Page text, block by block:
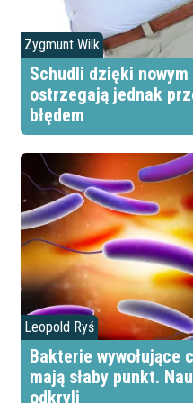
Zygmunt Wilk
Schudli dzięki
ostrzegają jednak
błędem
Leopold Ryś
Bakterie wywołujące
mają słaby punkt.
odkryli